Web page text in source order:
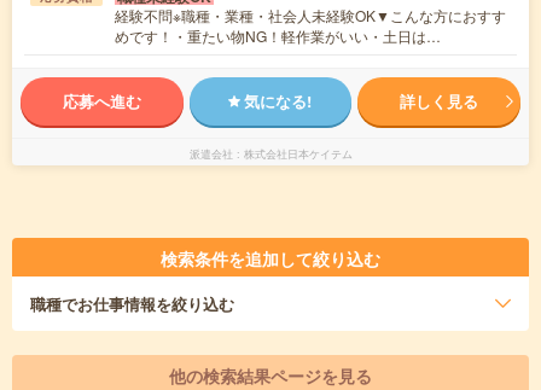
経験不問※職種・業種・社会人未経験OK▼こんな方におすす
めです！・重たい物NG！軽作業がいい・土日は…
応募へ進む 気になる! 詳しく見る
派遣会社 株式会社日本ケイテム
検索条件を追加して絞り込む
職種でお仕事情報を絞り込む
他の検索結果ページを見る